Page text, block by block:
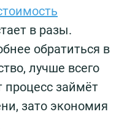
в разы.
обратиться в
лучше всего
процесс займёт
зато экономия